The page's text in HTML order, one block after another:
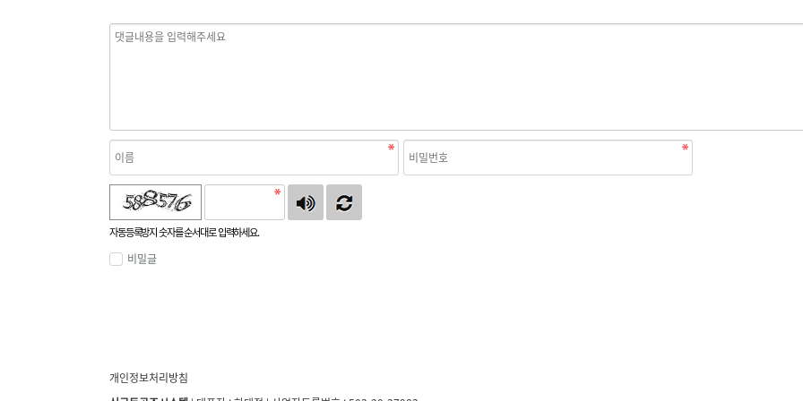
자동등록방지 숫자를 순서대로 입력하세요.
비밀글
개인정보처리방침